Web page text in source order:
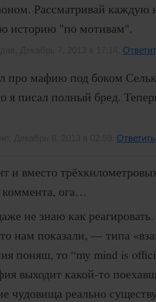
Рассматривай каждую
историю "по мотивам".
про мафию под боком
я писал полный бред.
Ответить
и вместо
ога…
не знаю как реагировать.
нам показали, — типа
поняш, то “my mind is
выходит какой-то
чудовища реально